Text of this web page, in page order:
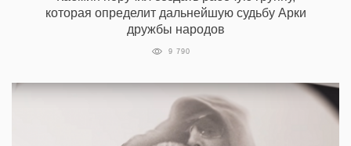
которая определит дальнейшую судьбу Арки
дружбы народов
9 790